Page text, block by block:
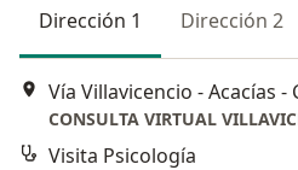
Dirección 1 Dirección 2
CONSULTA VIRTUAL
Visita Psicología